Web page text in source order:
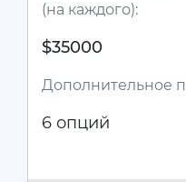
(на каждого):
$35000
Дополнительное
6 опций